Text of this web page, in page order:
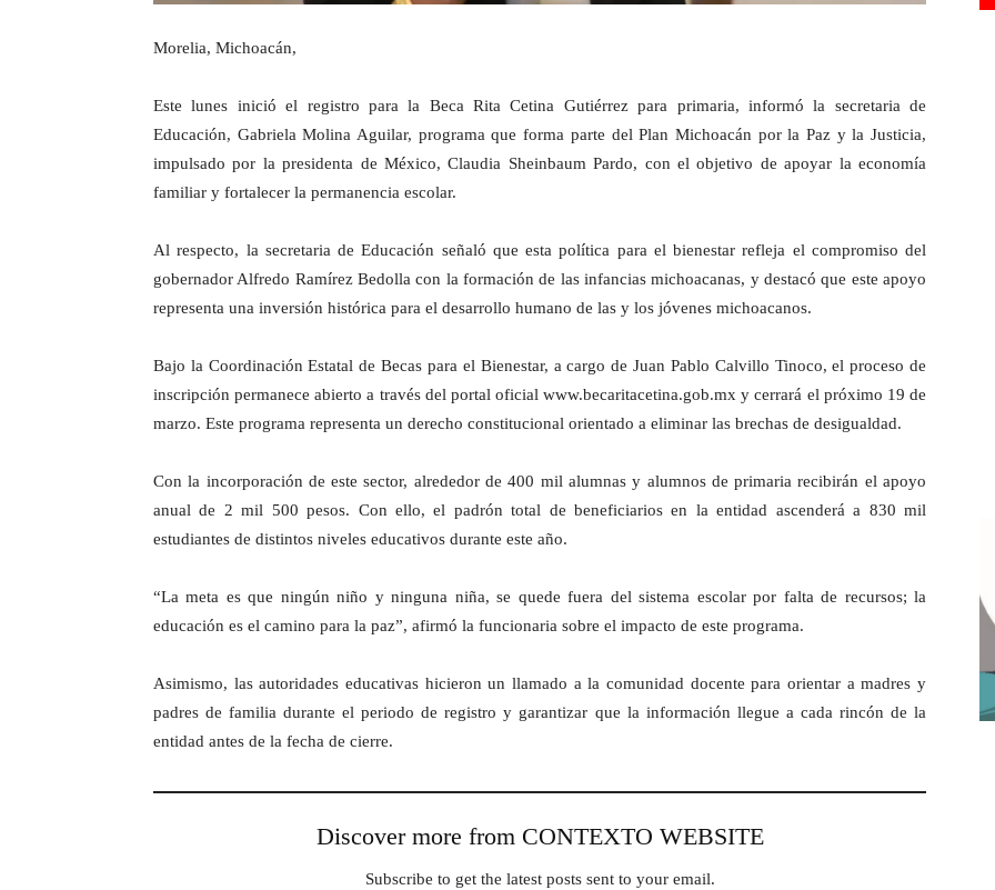
Morelia, Michoacán,
Este lunes inició el registro para la Beca Rita Cetina Gutiérrez para primaria, informó la secretaria de
Educación, Gabriela Molina Aguilar, programa que forma parte del Plan Michoacán por la Paz y la Justicia,
impulsado por la presidenta de México, Claudia Sheinbaum Pardo, con el objetivo de apoyar la economía
familiar y fortalecer la permanencia escolar.
Al respecto, la secretaria de Educación señaló que esta política para el bienestar refleja el compromiso del
gobernador Alfredo Ramírez Bedolla con la formación de las infancias michoacanas, y destacó que este apoyo
representa una inversión histórica para el desarrollo humano de las y los jóvenes michoacanos.
Bajo la Coordinación Estatal de Becas para el Bienestar, a cargo de Juan Pablo Calvillo Tinoco, el proceso de
inscripción permanece abierto a través del portal oficial www.becaritacetina.gob.mx y cerrará el próximo 19 de
marzo. Este programa representa un derecho constitucional orientado a eliminar las brechas de desigualdad.
Con la incorporación de este sector, alrededor de 400 mil alumnas y alumnos de primaria recibirán el apoyo
anual de 2 mil 500 pesos. Con ello, el padrón total de beneficiarios en la entidad ascenderá a 830 mil
estudiantes de distintos niveles educativos durante este año.
“La meta es que ningún niño y ninguna niña, se quede fuera del sistema escolar por falta de recursos; la
educación es el camino para la paz”, afirmó la funcionaria sobre el impacto de este programa.
Asimismo, las autoridades educativas hicieron un llamado a la comunidad docente para orientar a madres y
padres de familia durante el periodo de registro y garantizar que la información llegue a cada rincón de la
entidad antes de la fecha de cierre.
Discover more from CONTEXTO WEBSITE
Subscribe to get the latest posts sent to your email.